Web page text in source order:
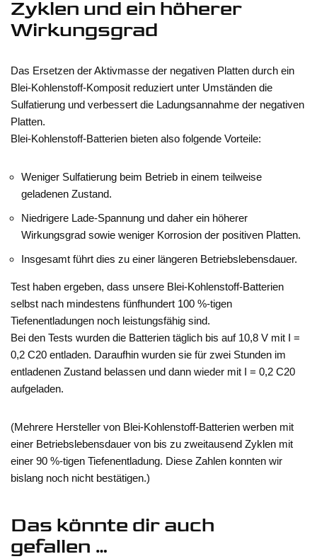
Zyklen und ein höherer
Wirkungsgrad
Das Ersetzen der Aktivmasse der negativen Platten durch ein
Blei-Kohlenstoff-Komposit reduziert unter Umständen die
Sulfatierung und verbessert die Ladungsannahme der negativen
Platten.
Blei-Kohlenstoff-Batterien bieten also folgende Vorteile:
Weniger Sulfatierung beim Betrieb in einem teilweise
geladenen Zustand.
Niedrigere Lade-Spannung und daher ein höherer
Wirkungsgrad sowie weniger Korrosion der positiven Platten.
Insgesamt führt dies zu einer längeren Betriebslebensdauer.
Test haben ergeben, dass unsere Blei-Kohlenstoff-Batterien
selbst nach mindestens fünfhundert 100 %-tigen
Tiefenentladungen noch leistungsfähig sind.
Bei den Tests wurden die Batterien täglich bis auf 10,8 V mit I =
0,2 C20 entladen. Daraufhin wurden sie für zwei Stunden im
entladenen Zustand belassen und dann wieder mit I = 0,2 C20
aufgeladen.
(Mehrere Hersteller von Blei-Kohlenstoff-Batterien werben mit
einer Betriebslebensdauer von bis zu zweitausend Zyklen mit
einer 90 %-tigen Tiefenentladung. Diese Zahlen konnten wir
bislang noch nicht bestätigen.)
Das könnte dir auch
gefallen …